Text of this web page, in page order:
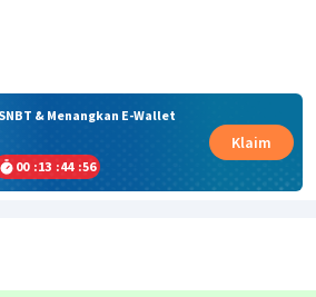
& Menangkan E-Wallet
00 :13 :44 :56
Klaim